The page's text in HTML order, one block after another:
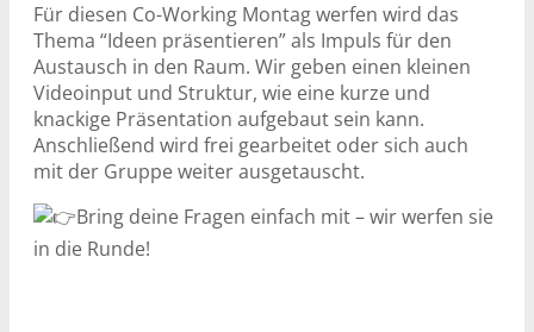
Für diesen Co-Working Montag werfen wird das
Thema “Ideen präsentieren” als Impuls für den
Austausch in den Raum. Wir geben einen kleinen
Videoinput und Struktur, wie eine kurze und
knackige Präsentation aufgebaut sein kann.
Anschließend wird frei gearbeitet oder sich auch
mit der Gruppe weiter ausgetauscht.
Bring deine Fragen einfach mit – wir werfen sie
in die Runde!